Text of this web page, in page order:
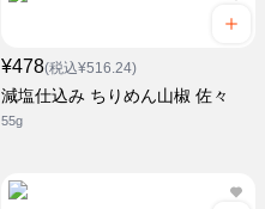
¥478(税込¥516.24)
減塩仕込み ちりめん山椒 佐々
55g